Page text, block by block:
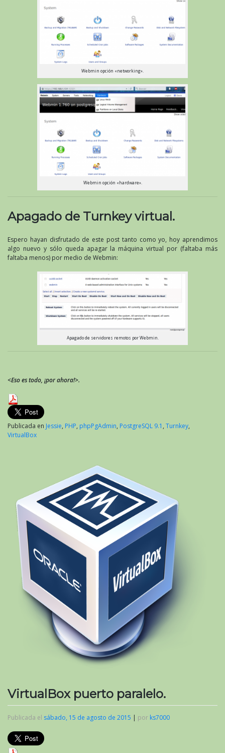
Webmin opción «networking».
Webmin opción «hardware».
Apagado de Turnkey virtual.
Espero hayan disfrutado de este post tanto como yo, hoy aprendimos
algo nuevo y sólo queda apagar la máquina virtual por (faltaba más
faltaba menos) por medio de Webmin:
Apagado de servidores remotos por Webmin.
<Eso es todo, ¡por ahora!>.
Publicada en Jessie, PHP, phpPgAdmin, PostgreSQL 9.1 , Turnkey,
VirtualBox
VirtualBox puerto paralelo.
Publicada el sábado, 15 de agosto de 2015 | por ks7000